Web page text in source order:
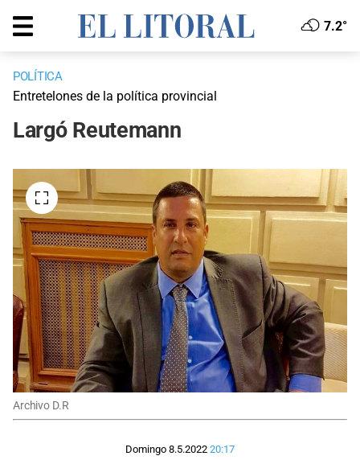
7.2°
POLÍTICA
Entretelones de la política provincial
Largó Reutemann
Archivo D.R
Domingo 8.5.2022 20:17